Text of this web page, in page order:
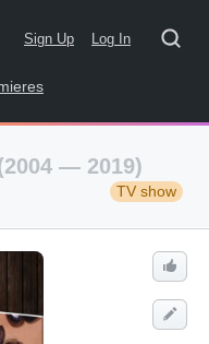
Sign Up Log In
— 2019)
TV show